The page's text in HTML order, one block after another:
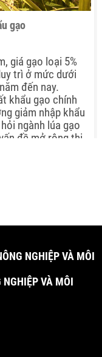
gạo
giá gạo loại 5%
trì ở mức dưới
đến nay.
khẩu gạo chính
giảm nhập khẩu
ngành lúa gạo
đề mở rộng thị
NGHIỆP VÀ MÔI
NGHIỆP VÀ MÔI